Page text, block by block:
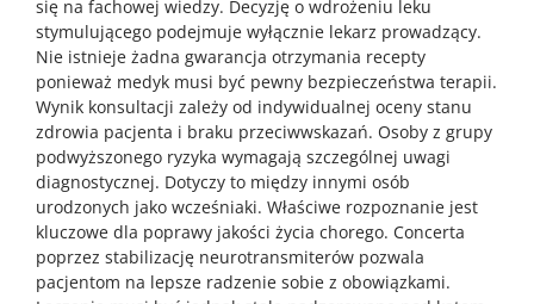
się na fachowej wiedzy. Decyzję o wdrożeniu leku
stymulującego podejmuje wyłącznie lekarz prowadzący.
Nie istnieje żadna gwarancja otrzymania recepty
ponieważ medyk musi być pewny bezpieczeństwa terapii.
Wynik konsultacji zależy od indywidualnej oceny stanu
zdrowia pacjenta i braku przeciwwskazań. Osoby z grupy
podwyższonego ryzyka wymagają szczególnej uwagi
diagnostycznej. Dotyczy to między innymi osób
urodzonych jako wcześniaki. Właściwe rozpoznanie jest
kluczowe dla poprawy jakości życia chorego. Concerta
poprzez stabilizację neurotransmiterów pozwala
pacjentom na lepsze radzenie sobie z obowiązkami.